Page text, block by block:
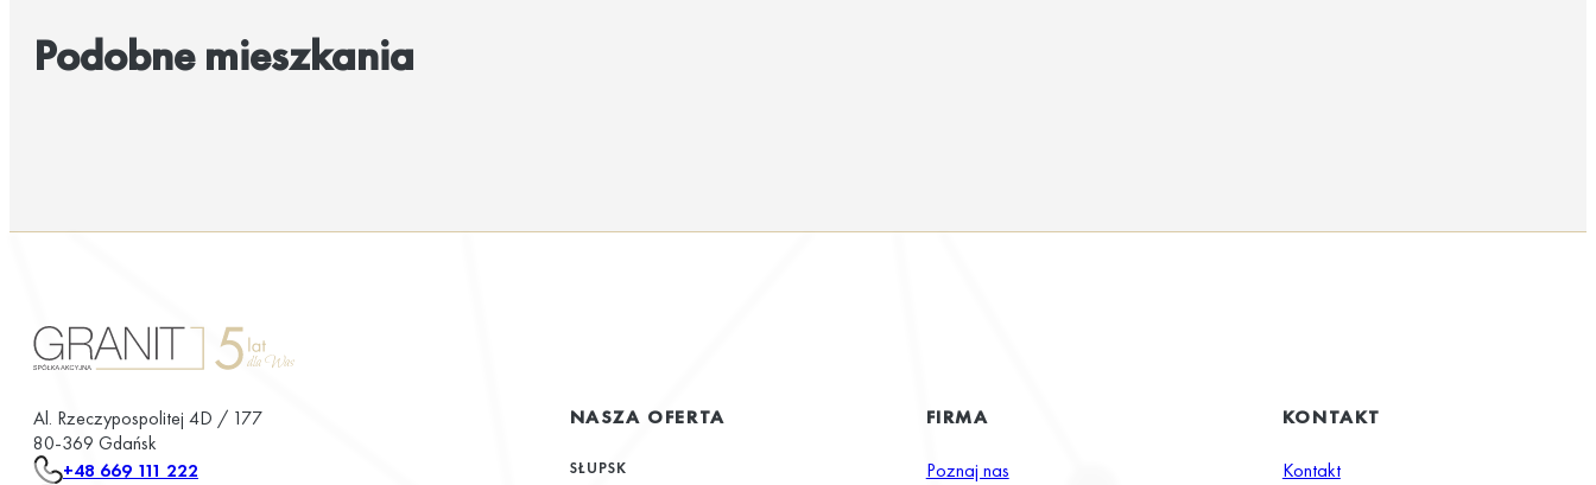
Podobne mieszkania
Al. Rzeczypospolitej 4D / 177
80-369 Gdańsk
+48 669 111 222
NASZA OFERTA
SŁUPSK
FIRMA
Poznaj nas
KONTAKT
Kontakt